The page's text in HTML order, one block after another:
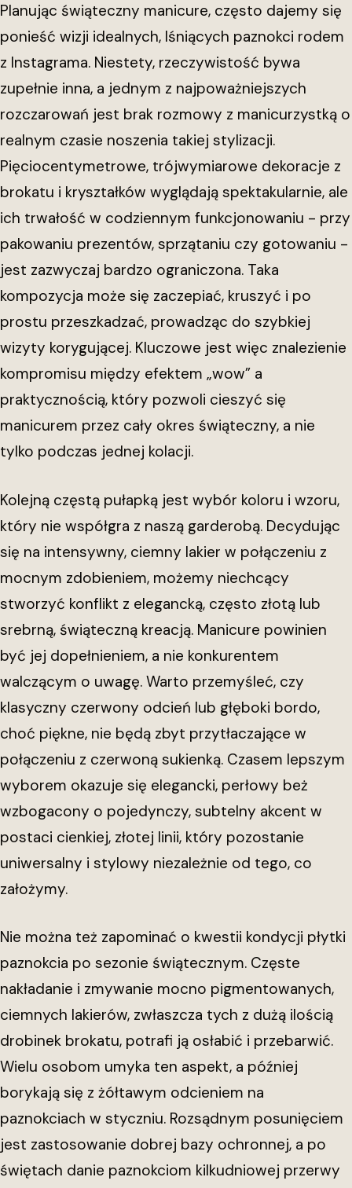
Planując świąteczny manicure, często dajemy się
ponieść wizji idealnych, lśniących paznokci rodem
z Instagrama. Niestety, rzeczywistość bywa
zupełnie inna, a jednym z najpoważniejszych
rozczarowań jest brak rozmowy z manicurzystką o
realnym czasie noszenia takiej stylizacji.
Pięciocentymetrowe, trójwymiarowe dekoracje z
brokatu i kryształków wyglądają spektakularnie, ale
ich trwałość w codziennym funkcjonowaniu - przy
pakowaniu prezentów, sprzątaniu czy gotowaniu -
jest zazwyczaj bardzo ograniczona. Taka
kompozycja może się zaczepiać, kruszyć i po
prostu przeszkadzać, prowadząc do szybkiej
wizyty korygującej. Kluczowe jest więc znalezienie
kompromisu między efektem „wow” a
praktycznością, który pozwoli cieszyć się
manicurem przez cały okres świąteczny, a nie
tylko podczas jednej kolacji.
Kolejną częstą pułapką jest wybór koloru i wzoru,
który nie współgra z naszą garderobą. Decydując
się na intensywny, ciemny lakier w połączeniu z
mocnym zdobieniem, możemy niechcący
stworzyć konflikt z elegancką, często złotą lub
srebrną, świąteczną kreacją. Manicure powinien
być jej dopełnieniem, a nie konkurentem
walczącym o uwagę. Warto przemyśleć, czy
klasyczny czerwony odcień lub głęboki bordo,
choć piękne, nie będą zbyt przytłaczające w
połączeniu z czerwoną sukienką. Czasem lepszym
wyborem okazuje się elegancki, perłowy beż
wzbogacony o pojedynczy, subtelny akcent w
postaci cienkiej, złotej linii, który pozostanie
uniwersalny i stylowy niezależnie od tego, co
założymy.
Nie można też zapominać o kwestii kondycji płytki
paznokcia po sezonie świątecznym. Częste
nakładanie i zmywanie mocno pigmentowanych,
ciemnych lakierów, zwłaszcza tych z dużą ilością
drobinek brokatu, potrafi ją osłabić i przebarwić.
Wielu osobom umyka ten aspekt, a później
borykają się z żółtawym odcieniem na
paznokciach w styczniu. Rozsądnym posunięciem
jest zastosowanie dobrej bazy ochronnej, a po
świętach danie paznokciom kilkudniowej przerwy